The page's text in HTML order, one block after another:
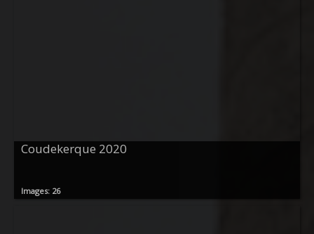
Coudekerque 2020
Images: 26